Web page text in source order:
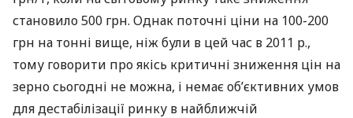
становило 500 грн. Однак поточні ціни на 100-200
грн на тонні вище, ніж були в цей час в 2011 р.,
тому говорити про якісь критичні зниження цін на
зерно сьогодні не можна, і немає об’єктивних умов
для дестабілізації ринку в найближчій